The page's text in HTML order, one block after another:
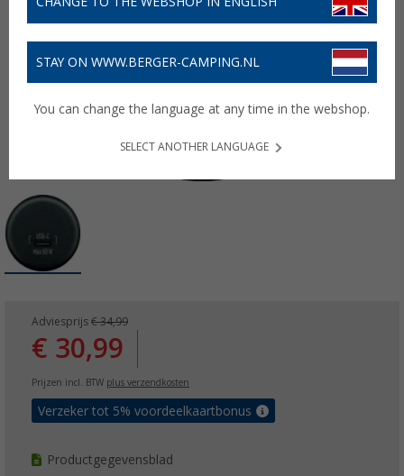
Adviesprijs € 34,99
€ 30,99
Prijzen incl. BTW plus verzendkosten
Verzeker tot 5% voordeelkaartbonus
Productgegevensblad
STAY ON WWW.BERGER-CAMPING.NL
You can change the language at any time in the webshop.
SELECT ANOTHER LANGUAGE